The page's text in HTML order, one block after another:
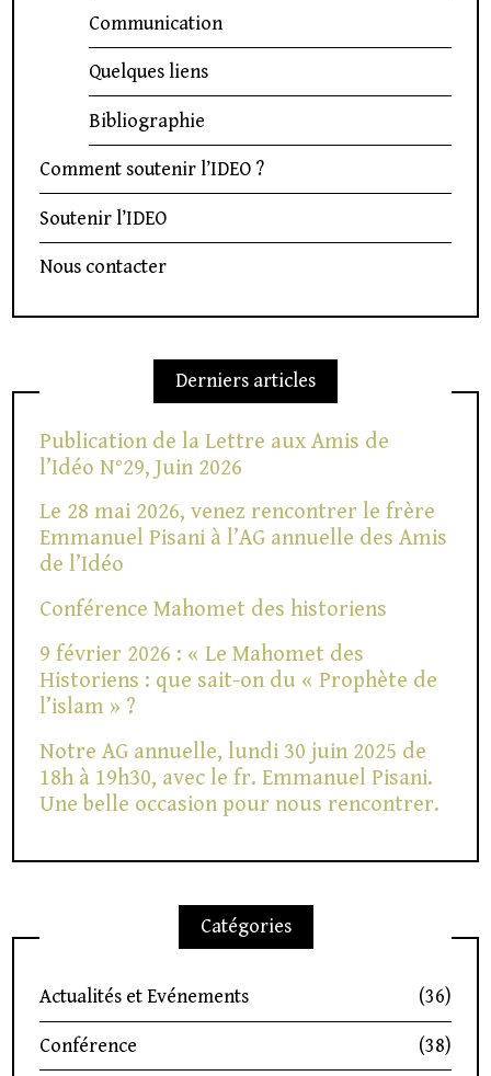
Communication
Quelques liens
Bibliographie
Comment soutenir l’IDEO ?
Soutenir l’IDEO
Nous contacter
Derniers articles
Publication de la Lettre aux Amis de
l’Idéo N°29, Juin 2026
Le 28 mai 2026, venez rencontrer le frère
Emmanuel Pisani à l’AG annuelle des Amis
de l’Idéo
Conférence Mahomet des historiens
9 février 2026 : « Le Mahomet des
Historiens : que sait-on du « Prophète de
l’islam » ?
Notre AG annuelle, lundi 30 juin 2025 de
18h à 19h30, avec le fr. Emmanuel Pisani.
Une belle occasion pour nous rencontrer.
Catégories
Actualités et Evénements (36)
Conférence (38)